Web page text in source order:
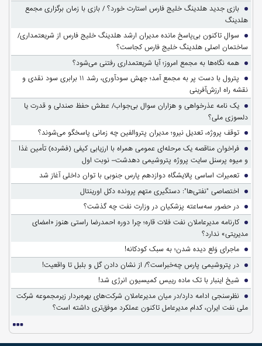
بازی جدید هلدینگ خلیج فارس استارت خورد؟ / بازی با زمان برگزاری مجمع
هلدینگ
سوالِ تاکنون بی‌پاسخ مانده مدیران ارشد هلدینگ خلیج فارس از شریعتمداری/
ساختمان اصلی هلدینگ خلیج فارس کجاست؟
همه نگاه‌ها به مجمع امروز؛ آیا شریعتمداری رفتنی می‌شود؟
پترول با دست پر به مجمع آمد؛ جهش سودآوری، رشد ۱۱ برابری سود نقدی و
نقشه راه ارزش‌آفرینی
یک نامه عذرخواهی و هزاران سوال بی‌جواب/ عطش حفظ صندلی و قدرت یا
دلسوزی ملی؟
توقف پروژه، تعدیل نیرو؛ مدیران پتروالفین چه زمانی پاسخگو می‌شوند؟
فراخوان مناقصه یک مرحله‌ای عمومی همراه با ارزیابی کیفی (فشرده) تأمین غذا
و میوه پرسنل سایت پروژه پتروشیمی دهدشت– نوبت اول
تعمیرات اساسی پالایشگاه دوازدهم پارس جنوبی با توان داخلی آغاز شد
اختصاصی "نفتی‌ها": دستگیری متهم پرونده دکل اورینتال
در حضور سه‌ساعته پزشکیان در وزارت نفت چه گذشت؟
کارنامه مدیرعاملان نفت فلات قاره؛ چرا دوره احمدرضا راستی هنوز «امضای
مدیریتی» ندارد؟
ماجرای وَلع دیده شدن؛ به سبک کودکانه!
در پتروشیمی پارس چه‌خبراست؟/ از نشان دادن گل و بلبل تا واقعیت!
شیخ اینبار با تک ماده رییس کمیسیون انرژی شد!
نظرسنجی ادامه دارد/در میان مدیرعاملان شرکت‌های بهره‌بردار زیرمجموعه شرکت
ملی نفت ایران، کدام مدیرعامل تاکنون عملکرد موفق‌تری داشته است؟